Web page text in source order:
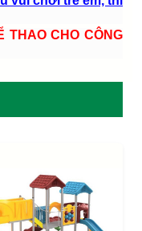
THAO CHO CÔNG